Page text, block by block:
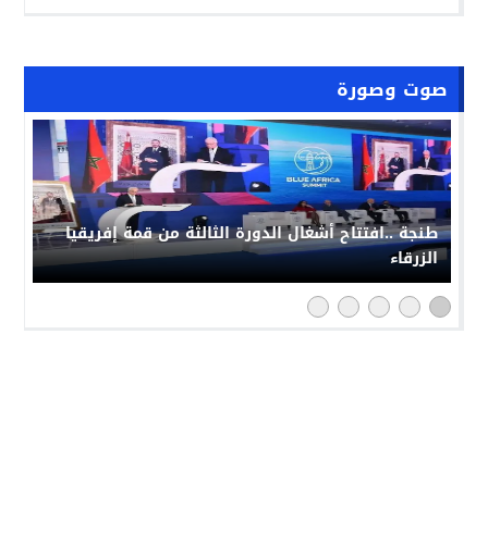
صوت وصورة
طنجة ..افتتاح أشغال الدورة الثالثة من قمة إفريقيا
الزرقاء